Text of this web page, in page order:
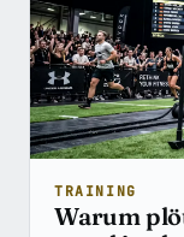
TRAINING
Warum